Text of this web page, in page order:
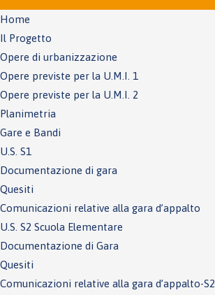
Home
Il Progetto
Opere di urbanizzazione
Opere previste per la U.M.I. 1
Opere previste per la U.M.I. 2
Planimetria
Gare e Bandi
U.S. S1
Documentazione di gara
Quesiti
Comunicazioni relative alla gara d’appalto
U.S. S2 Scuola Elementare
Documentazione di Gara
Quesiti
Comunicazioni relative alla gara d’appalto-S2